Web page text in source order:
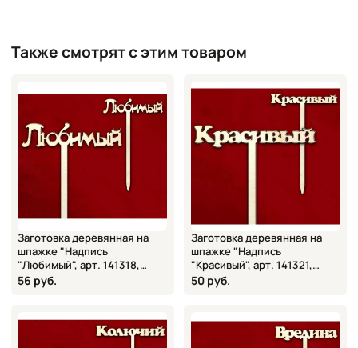
Также смотрят с этим товаром
Заготовка деревянная на
шпажке "Надпись
"Любимый", арт. 141318,
15х21 см
56 руб.
Заготовка деревянная на
шпажке "Надпись
"Красивый", арт. 141321,
15х21 см
50 руб.